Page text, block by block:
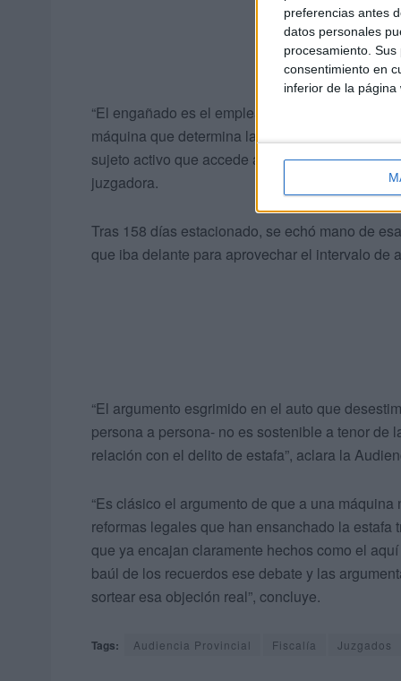
preferencias antes
datos personales
procesamiento.
consentimiento en
inferior de la página
“El engañado es el empleado y, en su caso, el
máquina que determina la apertura y cierre de
sujeto activo que accede al parking sin
juzgadora.
Tras 158 días estacionado, se echó mano de
que iba delante para aprovechar el intervalo de
“El argumento esgrimido en el auto que
persona a persona- no es sostenible a tenor
relación con el delito de estafa”, aclara la
“Es clásico el argumento de que a una
reformas legales que han ensanchado la
que ya encajan claramente hechos como el
baúl de los recuerdos ese debate y las
sortear esa objeción real”, concluye.
Tags: Audiencia Provincial Fiscalía Juzgados